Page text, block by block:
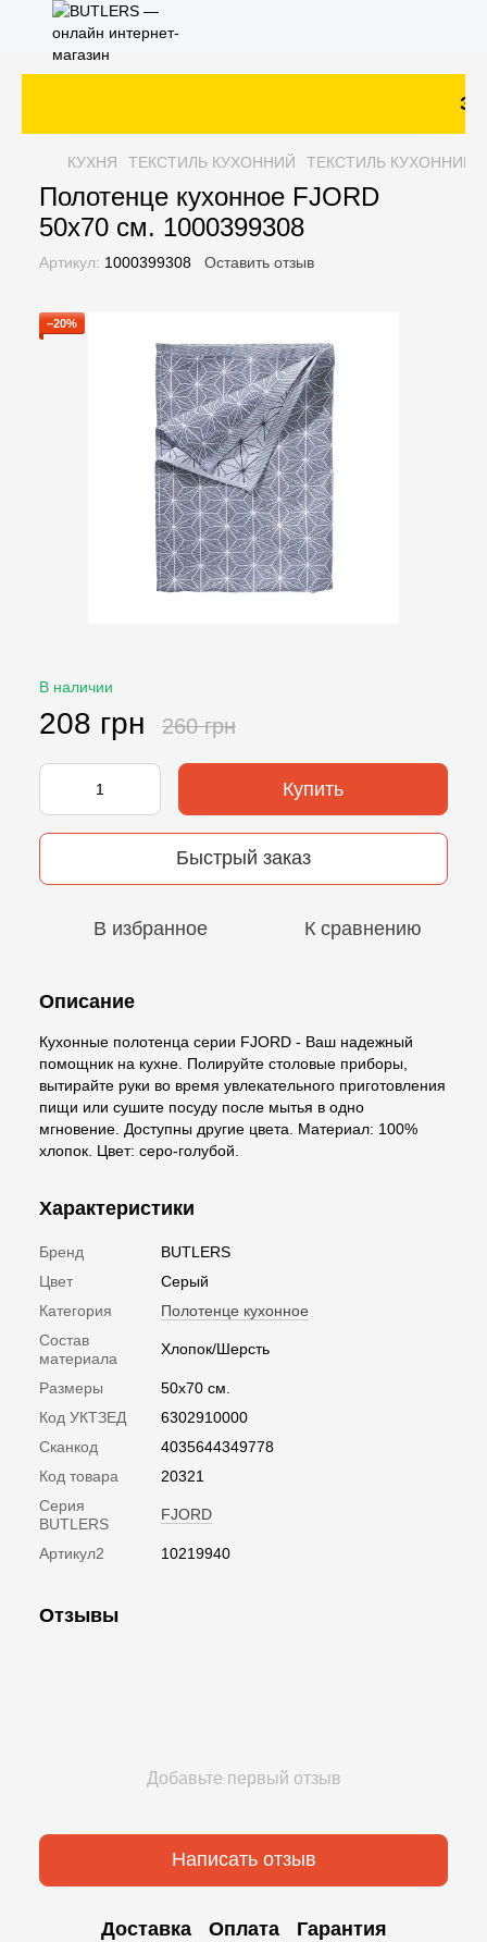
КУХНЯ ТЕКСТИЛЬ КУХОННИЙ ТЕКСТИЛЬ КУХОННИЙ
Полотенце кухонное FJORD
50x70 см. 1000399308
Артикул: 1000399308 Оставить отзыв
−20%
В наличии
208 грн 260 грн
Купить
Быстрый заказ
В избранное К сравнению
Описание
Кухонные полотенца серии FJORD - Ваш надежный
помощник на кухне. Полируйте столовые приборы,
вытирайте руки во время увлекательного приготовления
пищи или сушите посуду после мытья в одно
мгновение. Доступны другие цвета. Материал: 100%
хлопок. Цвет: серо-голубой.
Характеристики
Бренд
BUTLERS
Цвет
Серый
Категория
Полотенце кухонное
Состав
материала
Хлопок/Шерсть
Размеры
50x70 см.
Код УКТЗЕД
6302910000
Сканкод
4035644349778
Код товара
20321
Серия
BUTLERS
FJORD
Артикул2 10219940
Отзывы
Добавьте первый отзыв
Написать отзыв
Доставка Оплата Гарантия